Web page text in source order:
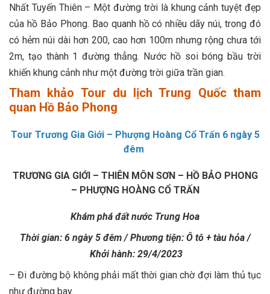
Nhất Tuyến Thiên – Một đường trời là khung cảnh tuyệt đẹp
của hồ Bảo Phong. Bao quanh hồ có nhiều dãy núi, trong đó
có hẻm núi dài hơn 200, cao hơn 100m nhưng rộng chưa tới
2m, tạo thành 1 đường thẳng. Nước hồ soi bóng bầu trời
khiến khung cảnh như một đường trời giữa trần gian.
Tham khảo Tour du lịch Trung Quốc tham
quan Hồ Bảo Phong
Tour Trương Gia Giới – Phượng Hoàng Cổ Trấn 6 ngày 5
đêm
TRƯƠNG GIA GIỚI – THIÊN MÔN SƠN – HỒ BẢO PHONG
– PHƯỢNG HOÀNG CỔ TRẤN
Khám phá đất nước Trung Hoa
Thời gian: 6 ngày 5 đêm / Phương tiện: Ô tô + tàu hỏa /
Khởi hành: 29/4/2023
– Đi đường bộ không phải mất thời gian chờ đợi làm thủ tục
như đường bay.